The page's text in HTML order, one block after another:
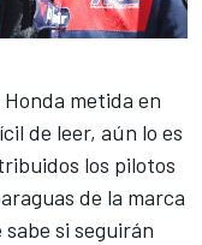
Honda metida en
de leer, aún lo es
los pilotos
de la marca
si seguirán